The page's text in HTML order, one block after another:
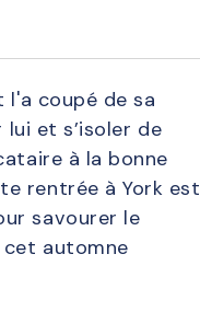
l'a coupé de sa
et s’isoler de
à la bonne
rentrée à York est
savourer le
automne